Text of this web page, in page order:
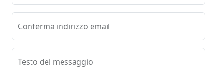
Conferma indirizzo email
Testo del messaggio